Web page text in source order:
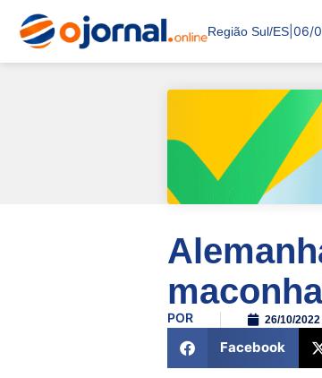
Região Sul/ES 06/
POR 26/10/2022
Facebook